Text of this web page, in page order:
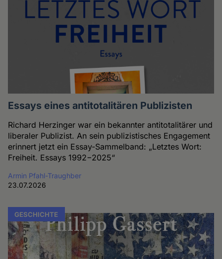
Essays eines antitotalitären Publizisten
Richard Herzinger war ein bekannter antitotalitärer und
liberaler Publizist. An sein publizistisches Engagement
erinnert jetzt ein Essay-Sammelband: „Letztes Wort:
Freiheit. Essays 1992−2025“
Armin Pfahl-Traughber
23.07.2026
GESCHICHTE